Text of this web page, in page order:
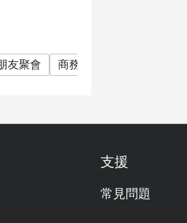
所有訂座資訊
友聚會 商務午餐
支援
常見問題